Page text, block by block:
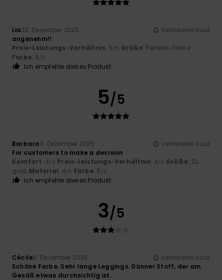
Lia22. Dezember 2025
Verifizierter Kauf
angenehm!!
Preis-Leistungs-Verhältnis: 5/5 Größe: Perfekte Größe
Farbe: 5/5
Ich empfehle dieses Produkt
5/5
Barbara11. Dezember 2025
Verifizierter Kauf
For customers to make a decision
Komfort: 4/5 Preis-Leistungs-Verhältnis: 4/5 Größe: Zu
groß Material: 4/5 Farbe: 5 /5
Ich empfehle dieses Produkt
3/5
Cécile8. Dezember 2025
Verifizierter Kauf
Schöne Farbe. Sehr lange Leggings. Dünner Stoff, der am
Gesäß etwas durchsichtig ist.